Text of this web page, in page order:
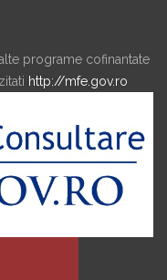
programe cofinantate
http://mfe.gov.ro